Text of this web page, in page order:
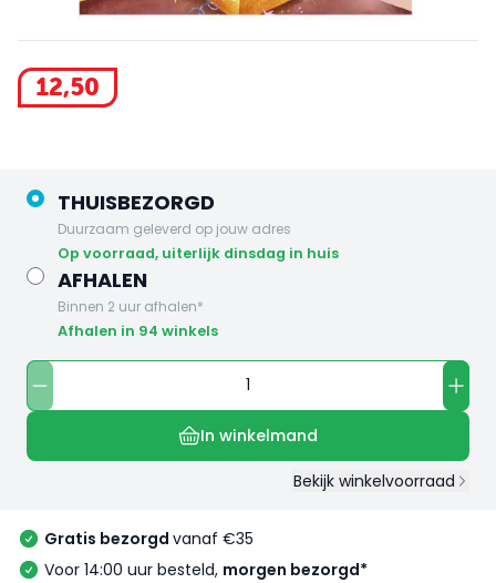
12,50
THUISBEZORGD
Duurzaam geleverd op jouw adres
op voorraad, uiterlijk dinsdag in huis
AFHALEN
Binnen 2 uur afhalen*
Afhalen in 94 winkels
In winkelmand
Bekijk winkelvoorraad
Gratis bezorgd vanaf €35
Voor 14:00 uur besteld, morgen bezorgd*